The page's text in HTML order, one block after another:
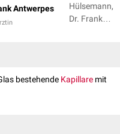
Antwerpes
Hülsemann,
Dr. Frank
bestehende Kapillare mit